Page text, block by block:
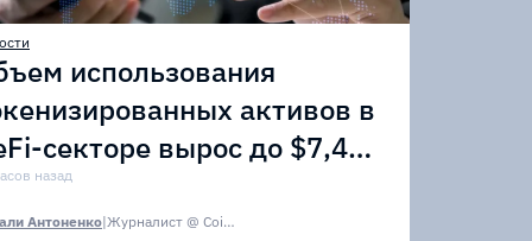
использования
активов в
секторе вырос до $7,4
назад
Антоненко| Журналист @ CoinsPaid Media